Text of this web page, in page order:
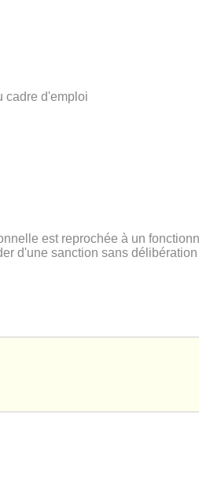
cadre d'emploi
est reprochée à un
d'une sanction sans